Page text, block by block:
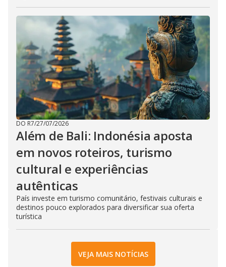
DO R7/27/07/2026
Além de Bali: Indonésia aposta
em novos roteiros, turismo
cultural e experiências
autênticas
País investe em turismo comunitário, festivais culturais e
destinos pouco explorados para diversificar sua oferta
turística
VEJA MAIS NOTÍCIAS